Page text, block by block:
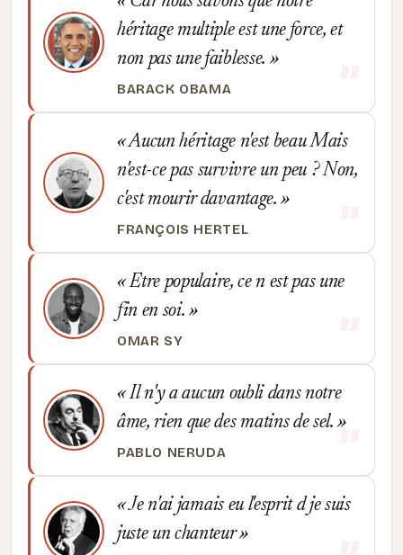
héritage multiple est une force, et
non pas une faiblesse.
BARACK OBAMA
Aucun héritage n'est beau Mais
n'est-ce pas survivre un peu ? Non,
c'est mourir davantage.
FRANÇOIS HERTEL
Etre populaire, ce n est pas une
fin en soi.
OMAR SY
Il n'y a aucun oubli dans notre
âme, rien que des matins de sel.
PABLO NERUDA
Je n'ai jamais eu l'esprit d je suis
juste un chanteur